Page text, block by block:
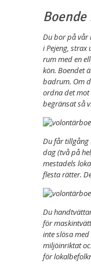
Du bor på vår
iPejeng, strax
rum med en
kön. Boendet
badrum. Om
ordna det mot
begränsat så
Du får tillgång
dag (två på
mestadels
flesta rätter.
Du
för
inte slösa
miljöinriktat
för